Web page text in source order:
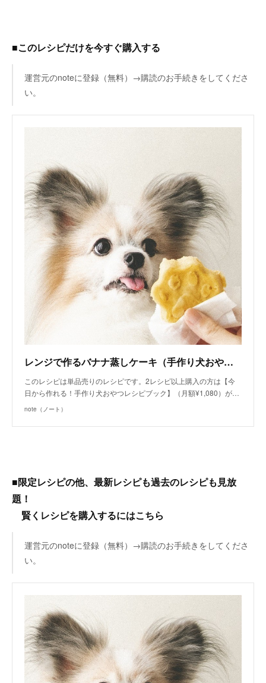
■このレシピだけを今すぐ購入する
運営元のnoteに登録（無料）→購読のお手続きをしてくださ
い。
レンジで作るバナナ蒸しケーキ（手作り犬おやつレシピ）/単品購入｜いちかわあやこ（犬ごはん先生）｜note
このレシピは単品売りのレシピです。2レシピ以上購入の方は【今
日から作れる！手作り犬おやつレシピブック】（月額¥1,080）が…
note（ノート）
■限定レシピの他、最新レシピも過去のレシピも見放
題！
賢くレシピを購入するにはこちら
運営元のnoteに登録（無料）→購読のお手続きをしてくださ
い。